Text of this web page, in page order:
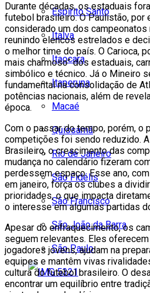
Espírito Santo
Italva
Itaocara
Itaperuna
Macaé
Quissamã
Rio de Janeiro
São Fidélis
São Francisco
São João da Barra
São Paulo
Durante décadas, os estaduais
futebol brasileiro. O Paulistão, por
considerado um dos
reunindo elencos estrelados e
o melhor time do país. O Carioca,
mais charmoso” dos estaduais,
simbólico e técnico. Já o Mineiro
fundamental na consolidação de
potências nacionais, além de
época.
Com o passar do tempo, porém, o
competições foi sendo reduzido.
Brasileiro, o crescimento das
mudança no calendário fizeram
perdessem espaço. Esse ano,
em janeiro, força os clubes a
prioridades, o que impacta
o interesse em algumas partidas
Apesar do enfraquecimento, os
seguem relevantes. Eles
jogadores jovens, ajudam na
equipes e mantêm vivas
cultura do futebol brasileiro. O
encontrar um equilíbrio entre